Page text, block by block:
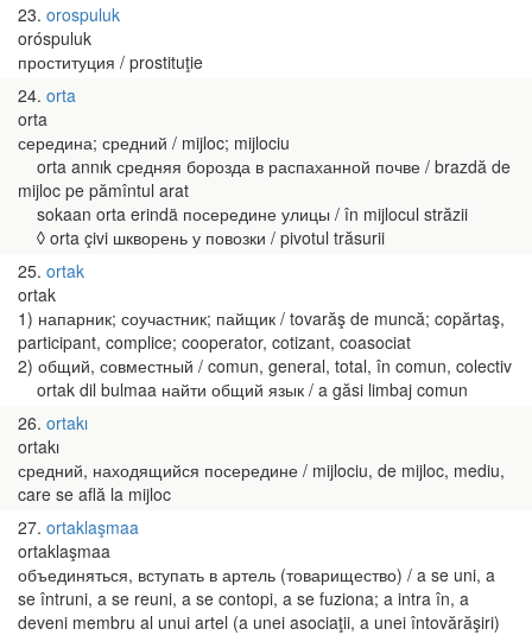
23 orospuluk
oróspuluk
проституция / prostituţie
24 orta
orta
середина; средний / mijloc; mijlociu
orta annık средняя борозда в распаханной почве / brazdă de
mijloc pe pămîntul arat
sokaan orta erindä посередине улицы / în mijlocul străzii
◊ orta çivi шкворень у повозки / pivotul trăsurii
25 ortak
ortak
1) напарник; соучастник; пайщик / tovarăş de muncă; copărtaş,
participant, complice; cooperator, cotizant, coasociat
2) общий, совместный / comun, general, total, în comun, colectiv
ortak dil bulmaa найти общий язык / a găsi limbaj comun
26 ortakı
ortakı
средний, находящийся посередине / mijlociu, de mijloc, mediu,
care se află la mijloc
27 ortaklaşmaa
ortaklaşmaa
объединяться, вступать в артель (товарищество) / a se uni, a
se întruni, a se reuni, a se contopi, a se fuziona; a intra în, a
deveni membru al unui artel (a unei asociaţii, a unei întovărăşiri)